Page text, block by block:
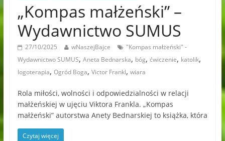
„Kompas małżeński” –
Wydawnictwo SUMUS
27/10/2025 wNaszejBajce
"Kompas małżeński" -
Wydawnictwo SUMUS, Aneta Bednarska, bóg, ćwiczenie, katolik,
logoterapia, Ogród Boga, Victor Frankl, wiara
Rola miłości, wolności i odpowiedzialności w relacji
małżeńskiej w ujęciu Viktora Frankla. „Kompas
małżeński” autorstwa Anety Bednarskiej to książka, która
Czytaj więcej